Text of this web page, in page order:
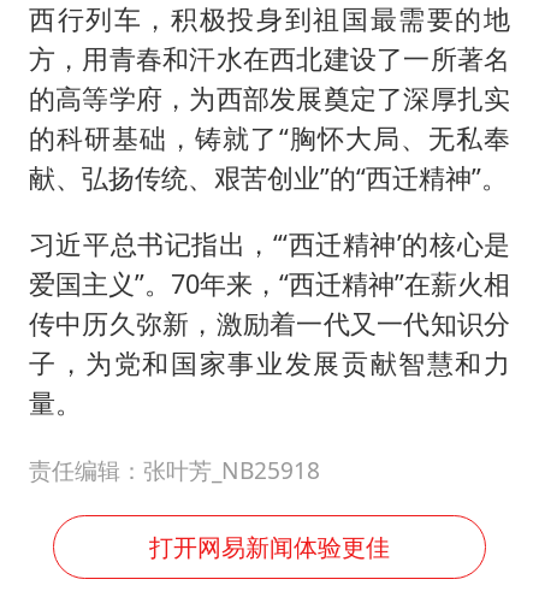
西行列车，积极投身到祖国最需要的地
方，用青春和汗水在西北建设了一所著名
的高等学府，为西部发展奠定了深厚扎实
的科研基础，铸就了“胸怀大局、无私奉
献、弘扬传统、艰苦创业”的“西迁精神”。
习近平总书记指出，“‘西迁精神’的核心是
爱国主义”。70年来，“西迁精神”在薪火相
传中历久弥新，激励着一代又一代知识分
子，为党和国家事业发展贡献智慧和力
量。
责任编辑：张叶芳_NB25918
打开网易新闻体验更佳